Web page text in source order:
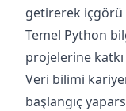
getirerek
Temel Python
projelerine
Veri bilimi
başlangıç